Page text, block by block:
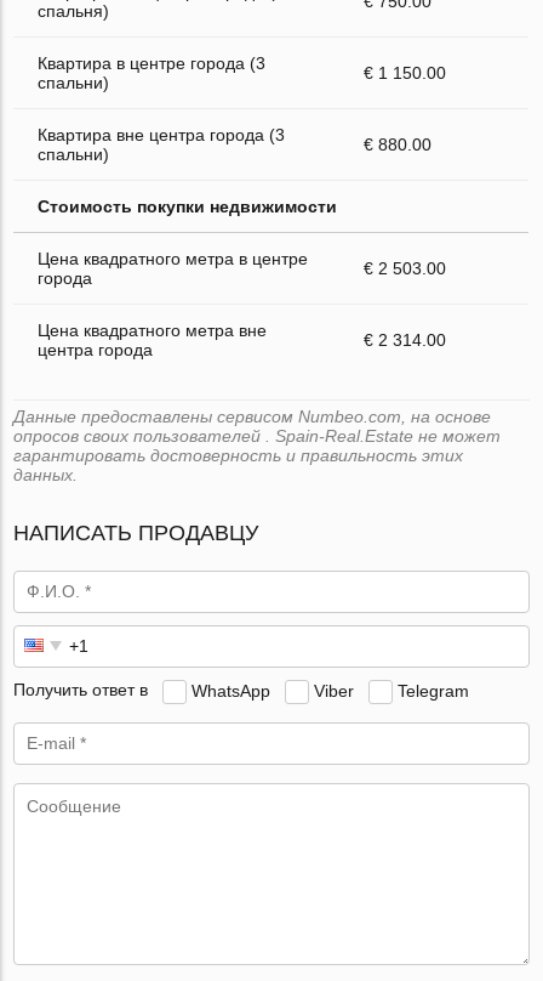
спальня)
Квартира в центре города (3
спальни)
€ 1 150.00
Квартира вне центра города (3
спальни)
€ 880.00
Стоимость покупки недвижимости
Цена квадратного метра в центре
города
€ 2 503.00
Цена квадратного метра вне
центра города
€ 2 314.00
Данные предоставлены сервисом Numbeo.com, на основе
опросов своих пользователей . Spain-Real.Estate не может
гарантировать достоверность и правильность этих
данных.
НАПИСАТЬ ПРОДАВЦУ
Получить ответ в WhatsApp Viber Telegram